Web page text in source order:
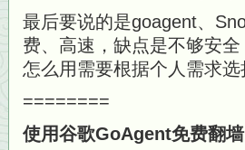
最后要说的是goagent、
费、高速，缺点是不够安
怎么用需要根据个人需求
========
使用谷歌GoAgent免费翻墙